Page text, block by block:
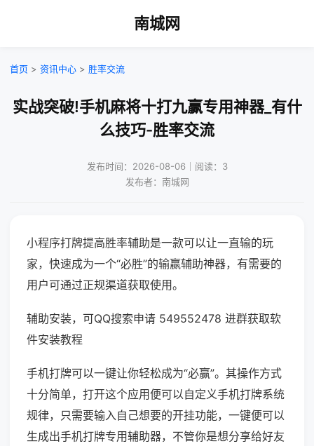
南城网
首页 > 资讯中心 > 胜率交流
实战突破!手机麻将十打九赢专用神器_有什
么技巧-胜率交流
发布时间：2026-08-06｜阅读：3
发布者：南城网
小程序打牌提高胜率辅助是一款可以让一直输的玩
家，快速成为一个“必胜”的输赢辅助神器，有需要的
用户可通过正规渠道获取使用。
辅助安装，可QQ搜索申请 549552478 进群获取软
件安装教程
手机打牌可以一键让你轻松成为“必赢”。其操作方式
十分简单，打开这个应用便可以自定义手机打牌系统
规律，只需要输入自己想要的开挂功能，一键便可以
生成出手机打牌专用辅助器，不管你是想分享给好友